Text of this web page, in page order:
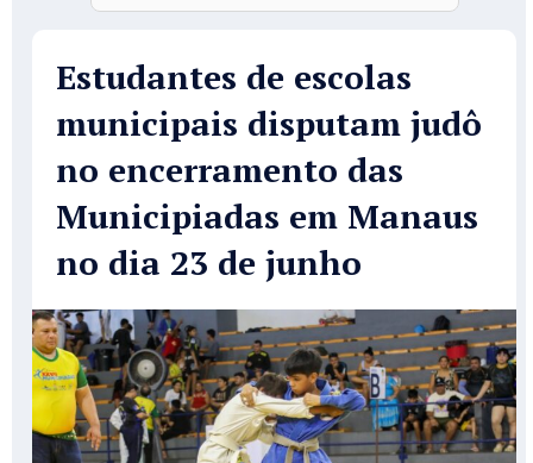
Estudantes de escolas
municipais disputam judô
no encerramento das
Municipiadas em Manaus
no dia 23 de junho